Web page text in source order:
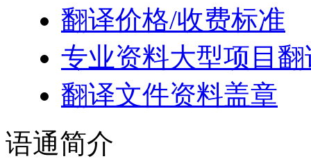
翻译价格/收费标准
专业资料大型项目翻
翻译文件资料盖章
语通简介